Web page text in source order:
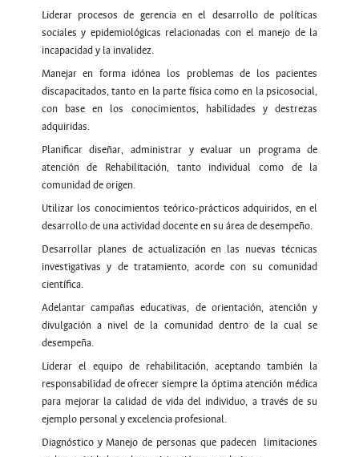
Liderar procesos de gerencia en el desarrollo de políticas
sociales y epidemiológicas relacionadas con el manejo de la
incapacidad y la invalidez.
Manejar en forma idónea los problemas de los pacientes
discapacitados, tanto en la parte física como en la psicosocial,
con base en los conocimientos, habilidades y destrezas
adquiridas.
Planificar diseñar, administrar y evaluar un programa de
atención de Rehabilitación, tanto individual como de la
comunidad de origen.
Utilizar los conocimientos teórico-prácticos adquiridos, en el
desarrollo de una actividad docente en su área de desempeño.
Desarrollar planes de actualización en las nuevas técnicas
investigativas y de tratamiento, acorde con su comunidad
científica.
Adelantar campañas educativas, de orientación, atención y
divulgación a nivel de la comunidad dentro de la cual se
desempeña.
Liderar el equipo de rehabilitación, aceptando también la
responsabilidad de ofrecer siempre la óptima atención médica
para mejorar la calidad de vida del individuo, a través de su
ejemplo personal y excelencia profesional.
Diagnóstico y Manejo de personas que padecen limitaciones